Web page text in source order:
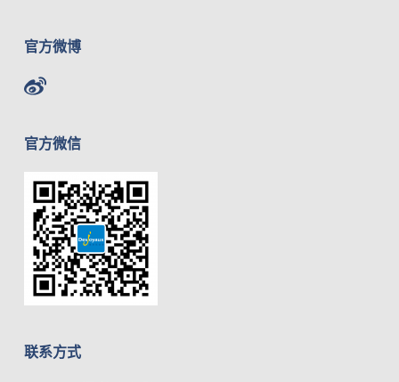
官方微博
官方微信
联系方式